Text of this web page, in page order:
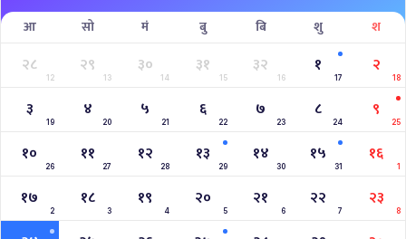
आ सो मं बु बि शु श
२८
12
२९
13
३०
14
३१
15
३२
16
१
17
२
18
३
19
४
20
५
21
६
22
७
23
८
24
९
25
१०
26
११
27
१२
28
१३
29
१४
30
१५
31
१६
1
१७
2
१८
3
१९
4
२०
5
२१
6
२२
7
२३
8